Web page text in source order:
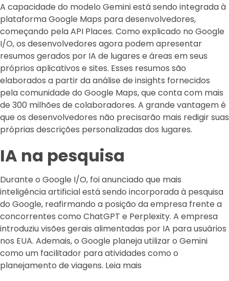
A capacidade do modelo Gemini está sendo integrada à
plataforma Google Maps para desenvolvedores,
começando pela API Places. Como explicado no Google
I/O, os desenvolvedores agora podem apresentar
resumos gerados por IA de lugares e áreas em seus
próprios aplicativos e sites. Esses resumos são
elaborados a partir da análise de insights fornecidos
pela comunidade do Google Maps, que conta com mais
de 300 milhões de colaboradores. A grande vantagem é
que os desenvolvedores não precisarão mais redigir suas
próprias descrições personalizadas dos lugares.
IA na pesquisa
Durante o Google I/O, foi anunciado que mais
inteligência artificial está sendo incorporada à pesquisa
do Google, reafirmando a posição da empresa frente a
concorrentes como ChatGPT e Perplexity. A empresa
introduziu visões gerais alimentadas por IA para usuários
nos EUA. Ademais, o Google planeja utilizar o Gemini
como um facilitador para atividades como o
planejamento de viagens. Leia mais